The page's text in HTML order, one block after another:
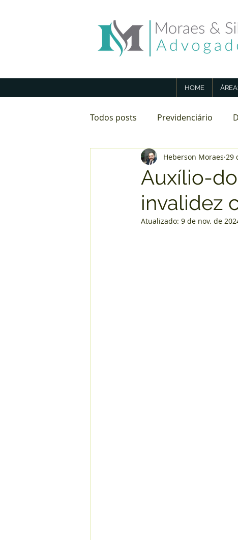
HOME
Todos posts Previdenciário
Direito Imobiliário
Auxílio-
invalidez
Heberson Moraes 29
Atualizado: 9 de nov. de